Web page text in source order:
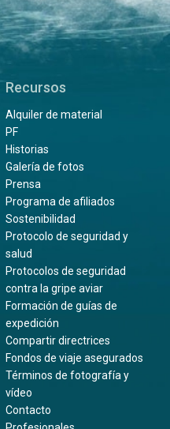
Recursos
Alquiler de material
PF
Historias
Galería de fotos
Prensa
Programa de afiliados
Sostenibilidad
Protocolo de seguridad y
salud
Protocolos de seguridad
contra la gripe aviar
Formación de guías de
expedición
Compartir directrices
Fondos de viaje asegurados
Términos de fotografía y
vídeo
Contacto